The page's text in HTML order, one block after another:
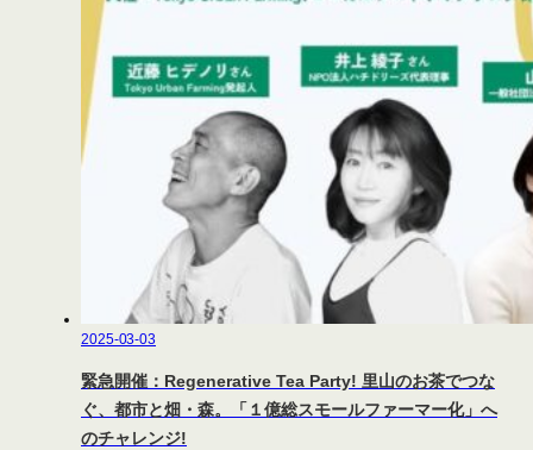
2025-03-03
緊急開催：Regenerative Tea Party! 里山のお茶でつな
ぐ、都市と畑・森。「１億総スモールファーマー化」へ
のチャレンジ!